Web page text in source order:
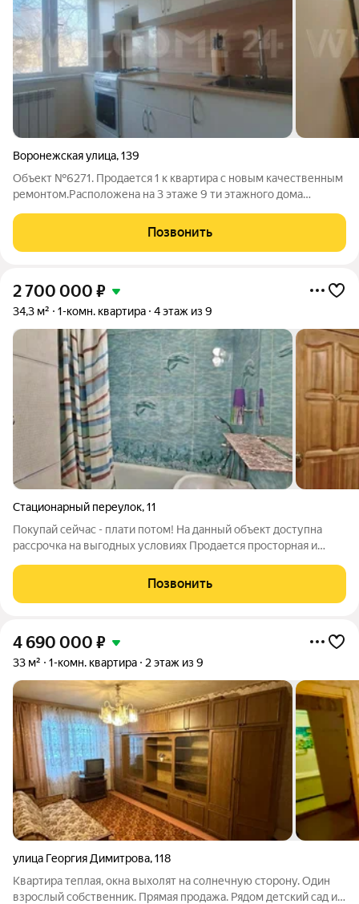
Воронежская улица,139
Объект №6271. Продается 1 к квартира с новым качественным
ремонтом.Расположена на 3 этаже 9 ти этажного дома
полная замена электрики, сантехники. новая стяжка пола,
выровнены все стены и покрашены
Позвонить
2 700 000 ₽
34,3 м² 1-комн. квартира 4 этаж из 9
Стационарный переулок,11
Покупай сейчас - плати потом! На данный объект доступна
рассрочка на выгодных условиях Продается просторная и
расположенная в тихом и уютном районе города Самара,
Позвонить
4 690 000 ₽
33 м² 1-комн. квартира 2 этаж из 9
улица Георгия Димитрова,118
Квартира теплая, окна выхолят на солнечную сторону. Один
взрослый собственник. Прямая продажа. Рядом детский сад и